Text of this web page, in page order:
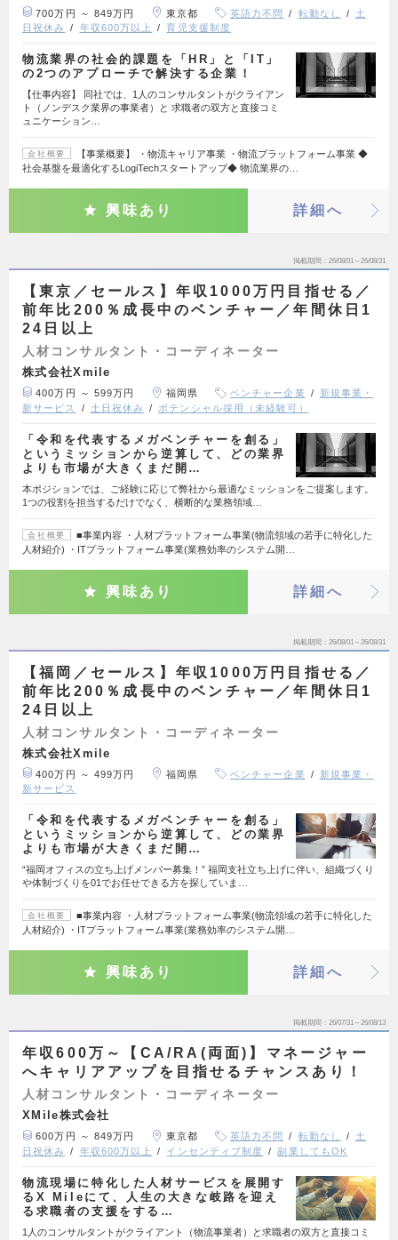
700万円 ～ 849万円 東京都 英語力不問 転勤なし
土
日祝休み
年収600万以上 育児支援制度
物流業界の社会的課題を「HR」と「IT」
の2つのアプローチで解決する企業！
【仕事内容】 同社では、1人のコンサルタントがクライアン
ト（ノンデスク業界の事業者）と 求職者の双方と直接コミ
ュニケーション…
会社概要
【事業概要】 ・物流キャリア事業 ・物流プラットフォーム事業 ◆
社会基盤を最適化するLogiTechスタートアップ◆ 物流業界の…
興味あり 詳細へ
掲載期間 26/08/01～26/08/31
【東京／セールス】年収1000万円目指せる／
前年比200％成長中のベンチャー／年間休日1
24日以上
人材コンサルタント・コーディネーター
株式会社Xmile
400万円 ～ 599万円 福岡県 ベンチャー企業
新規事業・
新サービス
土日祝休み ポテンシャル採用（未経験可）
「令和を代表するメガベンチャーを創る」
というミッションから逆算して、どの業界
よりも市場が大きくまだ開…
本ポジションでは、ご経験に応じて弊社から最適なミッションをご提案します。
1つの役割を担当するだけでなく、横断的な業務領域…
会社概要
■事業内容 ・人材プラットフォーム事業(物流領域の若手に特化した
人材紹介) ・ITプラットフォーム事業(業務効率のシステム開…
興味あり 詳細へ
掲載期間 26/08/01～26/08/31
【福岡／セールス】年収1000万円目指せる／
前年比200％成長中のベンチャー／年間休日1
24日以上
人材コンサルタント・コーディネーター
株式会社Xmile
400万円 ～ 499万円 福岡県 ベンチャー企業
新規事業・
新サービス
「令和を代表するメガベンチャーを創る」
というミッションから逆算して、どの業界
よりも市場が大きくまだ開…
“福岡オフィスの立ち上げメンバー募集！” 福岡支社立ち上げに伴い、組織づくり
や体制づくりを01でお任せできる方を探していま…
会社概要
■事業内容 ・人材プラットフォーム事業(物流領域の若手に特化した
人材紹介) ・ITプラットフォーム事業(業務効率のシステム開…
興味あり 詳細へ
掲載期間 26/07/31～26/08/13
年収600万～【CA/RA(両面)】マネージャー
へキャリアアップを目指せるチャンスあり！
人材コンサルタント・コーディネーター
XMile株式会社
600万円 ～ 849万円 東京都 英語力不問 転勤なし
土
日祝休み
年収600万以上 インセンティブ制度 副業してもOK
物流現場に特化した人材サービスを展開す
るX Mileにて、人生の大きな岐路を迎え
る求職者の支援をする…
1人のコンサルタントがクライアント（物流事業者）と求職者の双方と直接コミ